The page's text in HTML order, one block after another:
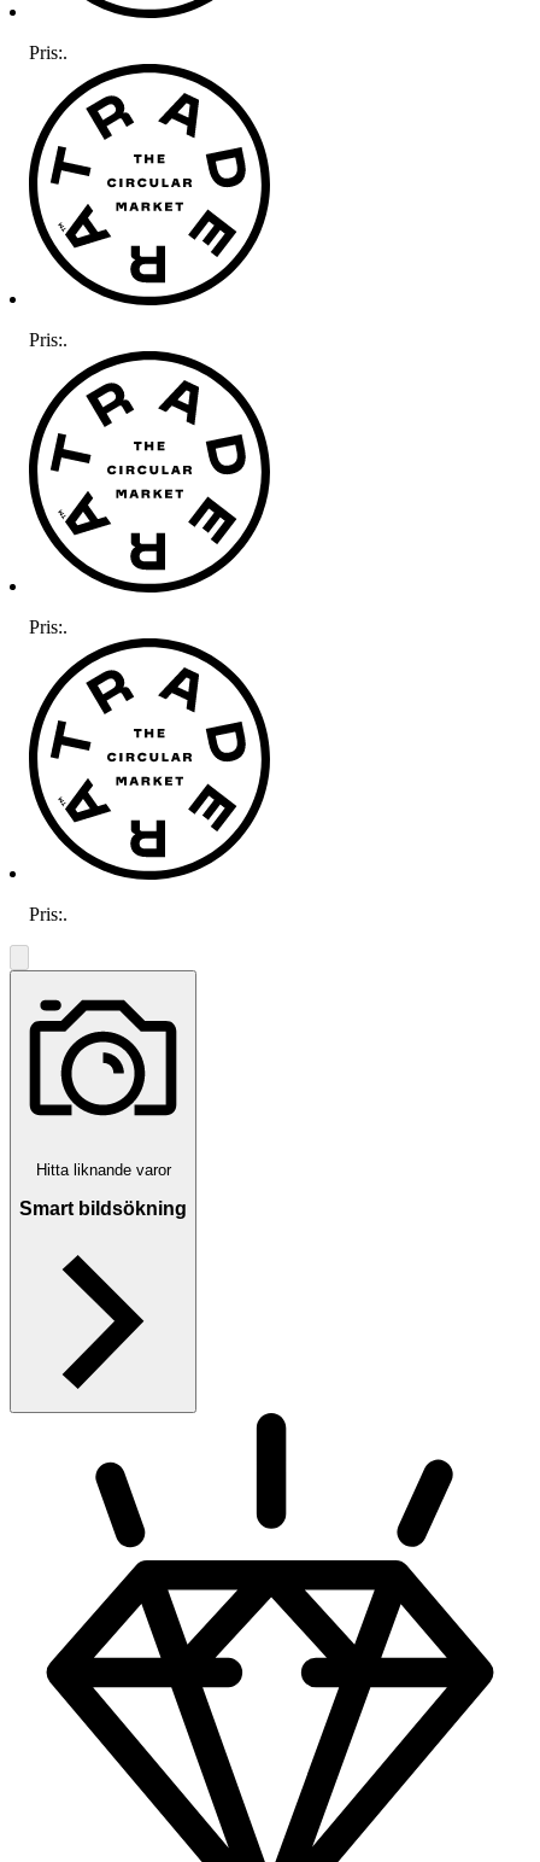
Pris:.
Pris:.
Pris:.
Pris:.
Hitta liknande varor
Smart bildsökning